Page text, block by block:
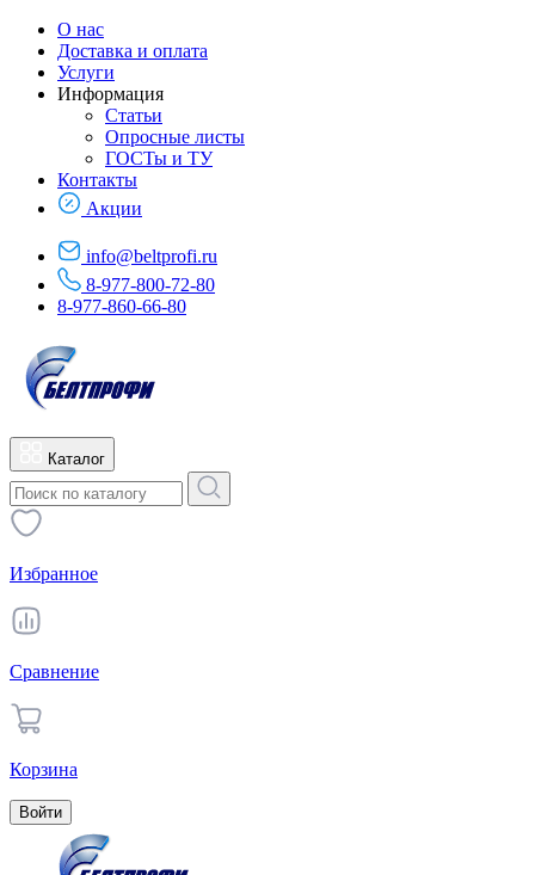
О нас
Доставка и оплата
Услуги
Информация
Статьи
Опросные листы
ГОСТы и ТУ
Контакты
Акции
info@beltprofi.ru
8-977-800-72-80
8-977-860-66-80
Каталог
Избранное
Сравнение
Корзина
Войти